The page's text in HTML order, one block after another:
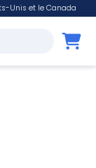
Unis et le Canada